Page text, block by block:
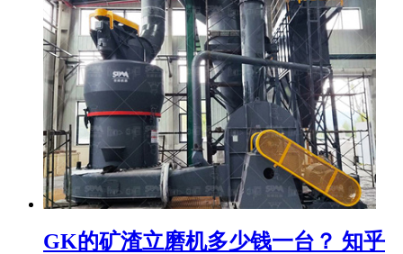
GK的矿渣立磨机多少钱一台？ 知乎